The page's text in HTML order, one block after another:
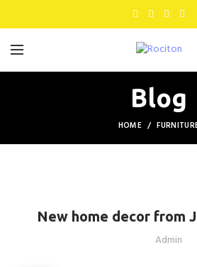
Blog
HOME
New home decor from
Admin